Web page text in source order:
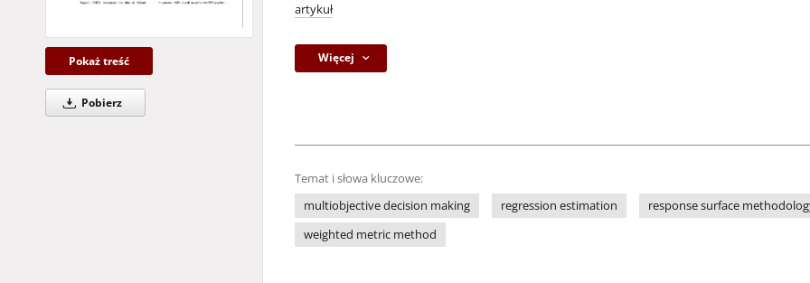
Pokaż treść
Pobierz
artykuł
Więcej
Temat i słowa kluczowe:
multiobjective decision making
regression estimation response surface
weighted metric method